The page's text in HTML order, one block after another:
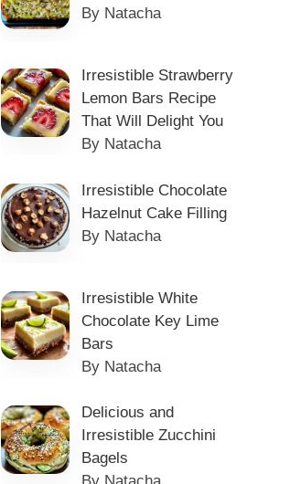
By Natacha
Irresistible Strawberry
Lemon Bars Recipe
That Will Delight You
By Natacha
Irresistible Chocolate
Hazelnut Cake Filling
By Natacha
Irresistible White
Chocolate Key Lime
Bars
By Natacha
Delicious and
Irresistible Zucchini
Bagels